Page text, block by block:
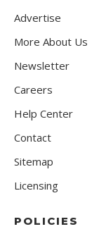
Advertise
More About Us
Newsletter
Careers
Help Center
Contact
Sitemap
Licensing
POLICIES